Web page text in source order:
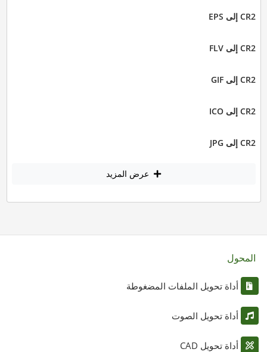
CR2 إلى EPS
CR2 إلى FLV
CR2 إلى GIF
CR2 إلى ICO
CR2 إلى JPG
عرض المزيد
المحول
أداة تحويل الملفات المضغوطة
أداة تحويل الصوت
أداة تحويل CAD